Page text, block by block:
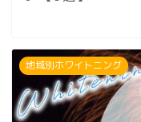
地域別ホワイトニング